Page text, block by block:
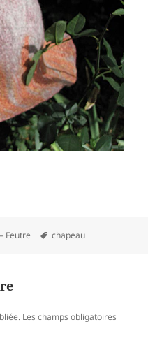
Feutre
Mots-
chapeau
Les champs obligatoires